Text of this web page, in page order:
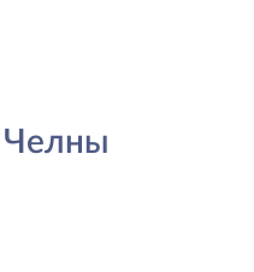
Челны